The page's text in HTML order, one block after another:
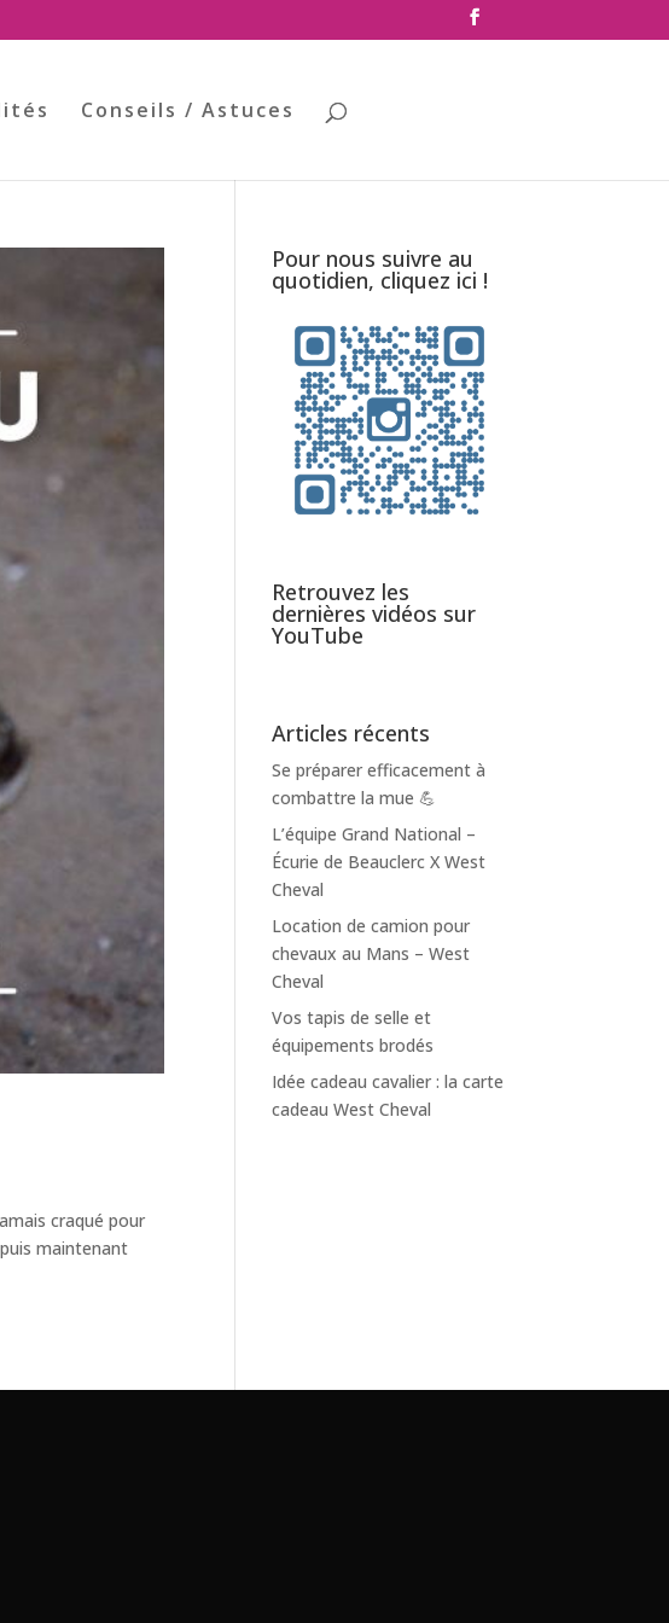
Conseils / Astuces
craqué pour
maintenant
Pour nous suivre au
quotidien, cliquez ici !
Retrouvez les
dernières vidéos sur
YouTube
Articles récents
Se préparer efficacement à
combattre la mue 💪
L’équipe Grand National –
Écurie de Beauclerc X West
Cheval
Location de camion pour
chevaux au Mans – West
Cheval
Vos tapis de selle et
équipements brodés
Idée cadeau cavalier : la carte
cadeau West Cheval